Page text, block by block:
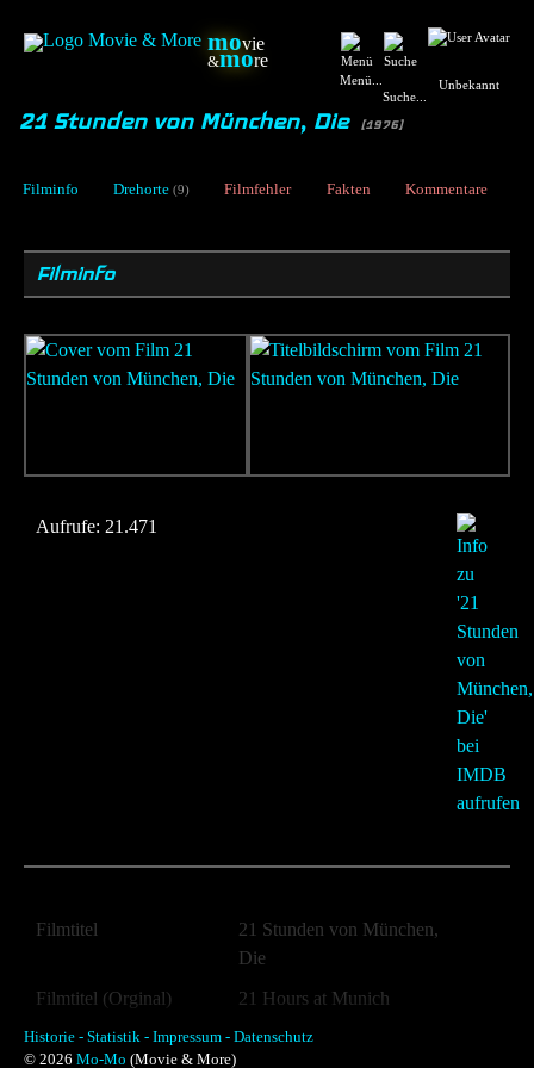
movie
&more
Menü...
Suche...
Unbekannt
21 Stunden von München, Die [1976]
Filminfo Drehorte (9) Filmfehler Fakten Kommentare
Filminfo
Aufrufe: 21.471
Filmtitel
21 Stunden von München,
Die
Filmtitel (Orginal)
21 Hours at Munich
Jahr:
1976
Historie - Statistik - Impressum - Datenschutz
© 2026 Mo-Mo (Movie & More)